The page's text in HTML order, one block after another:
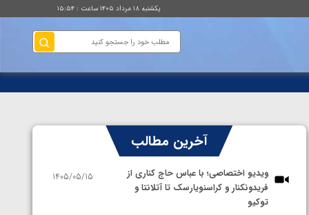
یکشنبه ۱۸ مرداد ۱۴۰۵ ساعت : ۱۵:۵۴
آخرین مطالب
ویدیو اختصاصی؛ با عباس حاج کناری از
فریدونکنار و کراسنویارسک تا آتلانتا و
توکیو
1405/05/15